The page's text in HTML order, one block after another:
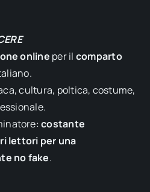
online per il comparto
cultura, poltica, costume,
costante
lettori per una
no fake.